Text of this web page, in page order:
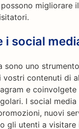
migliorare
i social
sono uno
vostri contenuti di
e
I social
nuovi
gli utenti a